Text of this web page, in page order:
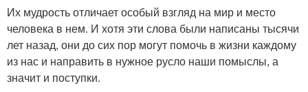
Их мудрость отличает особый взгляд на мир и место
человека в нем. И хотя эти слова были написаны тысячи
лет назад, они до сих пор могут помочь в жизни каждому
из нас и направить в нужное русло наши помыслы, а
значит и поступки.